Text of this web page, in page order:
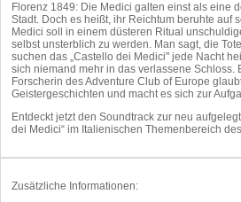
Florenz 1849: Die Medici galten einst als eine
Stadt. Doch es heißt, ihr Reichtum beruhte auf
Medici soll in einem düsteren Ritual
selbst unsterblich zu werden. Man sagt, die
suchen das „Castello dei Medici" jede Nacht
sich niemand mehr in das verlassene Schloss.
Forscherin des Adventure Club of Europe
Geistergeschichten und macht es sich zur
Entdeckt jetzt den Soundtrack zur neu
dei Medici“ im Italienischen Themenbereich
Zusätzliche Informationen: